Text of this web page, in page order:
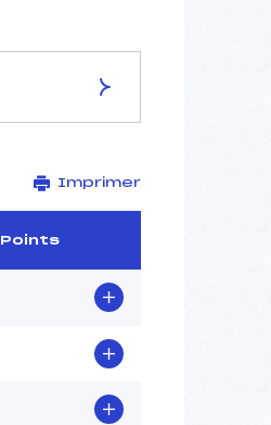
Site de Replis
2,3 km
Imprimer
Points